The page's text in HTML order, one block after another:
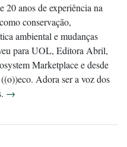
20 anos de experiência na
conservação,
ambiental e mudanças
para UOL, Editora Abril,
Marketplace e desde
Adora ser a voz dos
→